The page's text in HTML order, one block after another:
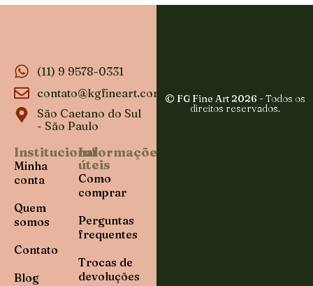
(11) 9 9578-0331
contato@kgfineart.com
São Caetano do Sul
- São Paulo
Institucional
Minha
conta
Quem
somos
Contato
Blog
Informações
úteis
Como
comprar
Perguntas
frequentes
Trocas de
devoluções
© FG Fine Art 2026 - Todos os
direitos reservados.